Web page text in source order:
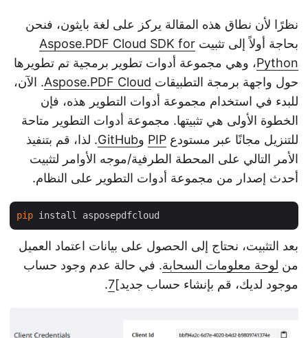
نظرًا لأن نطاق هذه المقالة يركز على لغة بايثون، فنحن
بحاجة أولاً إلى تثبيتAspose.PDF Cloud SDK for
Python، وهي مجموعة أدوات تطوير برمجية تم تطويرها
حول واجهة برمجة التطبيقاتAspose.PDF Cloud. الآن،
للبدء في استخدام مجموعة أدوات التطوير هذه، فإن
الخطوة الأولى هي تثبيتها. مجموعة أدوات التطوير متاحة
للتنزيل مجانًا عبر مستودعPIPو GitHub. لذا، قم بتنفيذ
الأمر التالي على المحطة الطرفية/موجه الأوامر لتثبيت
أحدث إصدار من مجموعة أدوات التطوير على النظام.
pip
بعد التثبيت، نحتاج إلى الحصول على بيانات اعتماد العميل
منلوحة معلومات السحابة. في حالة عدم وجود حساب
موجود لديك، قم بإنشاء حساب جديد]7
.